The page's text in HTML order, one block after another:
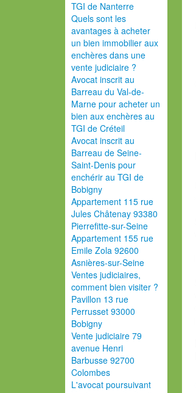
TGI de Nanterre
Quels sont les
avantages à acheter
un bien immobilier aux
enchères dans une
vente judiciaire ?
Avocat inscrit au
Barreau du Val-de-
Marne pour acheter un
bien aux enchères au
TGI de Créteil
Avocat inscrit au
Barreau de Seine-
Saint-Denis pour
enchérir au TGI de
Bobigny
Appartement 115 rue
Jules Châtenay 93380
Pierrefitte-sur-Seine
Appartement 155 rue
Emile Zola 92600
Asnières-sur-Seine
Ventes judiciaires,
comment bien visiter ?
Pavillon 13 rue
Perrusset 93000
Bobigny
Vente judiciaire 79
avenue Henri
Barbusse 92700
Colombes
L'avocat poursuivant